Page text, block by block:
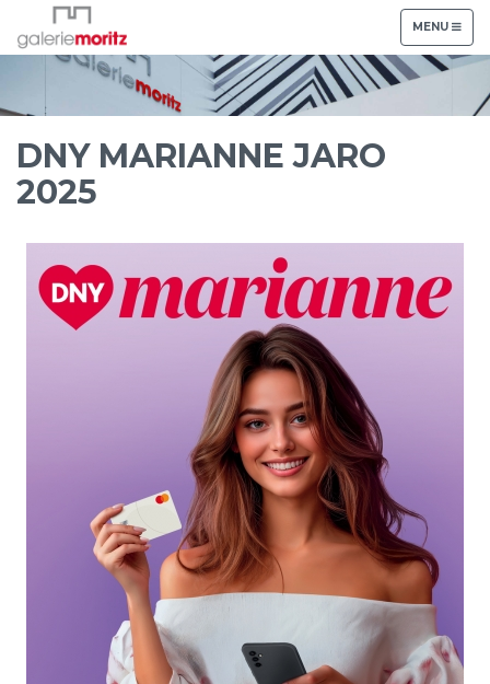
TOGGLE
NAVIGATION
MENU
DNY MARIANNE JARO
2025